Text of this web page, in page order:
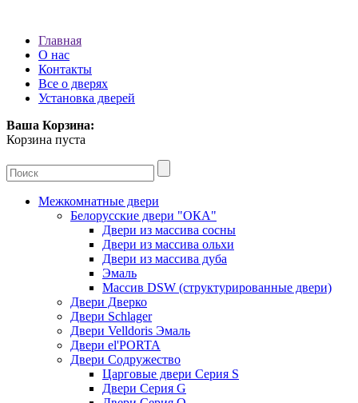
Главная
О нас
Контакты
Все о дверях
Установка дверей
Ваша Корзина:
Корзина пуста
Межкомнатные двери
Белорусские двери "ОКА"
Двери из массива сосны
Двери из массива ольхи
Двери из массива дуба
Эмаль
Массив DSW (cтруктурированные двери)
Двери Дверко
Двери Schlager
Двери Velldoris Эмаль
Двери el'PORTA
Двери Содружество
Царговые двери Cерия S
Двери Серия G